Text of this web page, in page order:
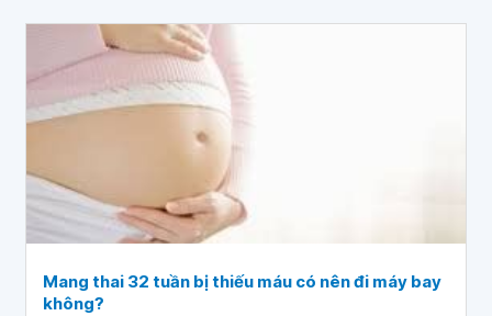
Mang thai 32 tuần bị thiếu máu có nên đi máy bay
không?